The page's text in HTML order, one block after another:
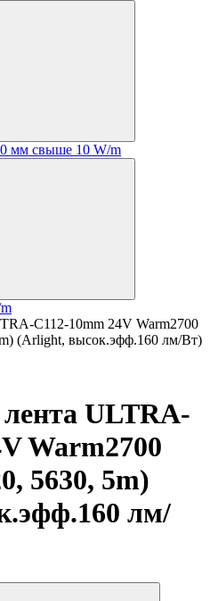
мм свыше 10 W/m
C112-10mm 24V Warm2700
(Arlight, высок.эфф.160 лм/Вт)
ULTRA-
Warm2700
5630, 5m)
лм/